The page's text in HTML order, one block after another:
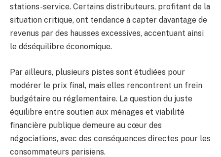
stations-service. Certains distributeurs, profitant de la
situation critique, ont tendance à capter davantage de
revenus par des hausses excessives, accentuant ainsi
le déséquilibre économique.
Par ailleurs, plusieurs pistes sont étudiées pour
modérer le prix final, mais elles rencontrent un frein
budgétaire ou réglementaire. La question du juste
équilibre entre soutien aux ménages et viabilité
financière publique demeure au cœur des
négociations, avec des conséquences directes pour les
consommateurs parisiens.